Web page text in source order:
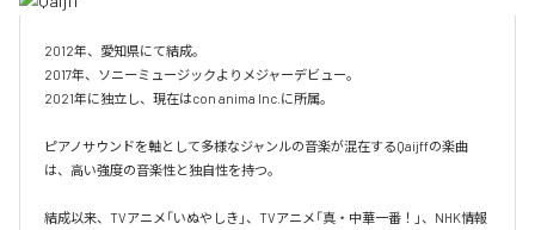
2012年、愛知県にて結成。
2017年、ソニーミュージックよりメジャーデビュー。
2021年に独立し、現在はcon anima Inc.に所属。
ピアノサウンドを軸として多様なジャンルの音楽が混在するQaijffの楽曲
は、高い強度の音楽性と独自性を持つ。
結成以来、TVアニメ「いぬやしき」、TVアニメ「真・中華一番！」、NHK情報